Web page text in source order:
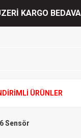
KARGO BEDAVA
ÜRÜNLER
Sensör